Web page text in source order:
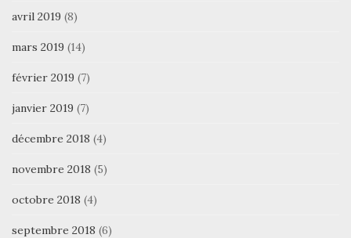
avril 2019 (8)
mars 2019 (14)
février 2019 (7)
janvier 2019 (7)
décembre 2018 (4)
novembre 2018 (5)
octobre 2018 (4)
septembre 2018 (6)